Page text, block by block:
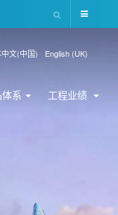
English (UK)
文(中国)
系 工程业绩